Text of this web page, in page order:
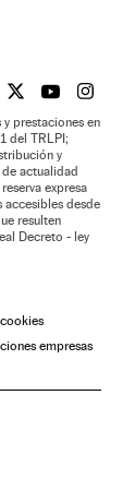
BRASIL EN
EL PAÍSEL PAÍS
EL
prestaciones en
del TRLPI;
y
actualidad
expresa
accesibles desde
resulten
Decreto - ley
empresas